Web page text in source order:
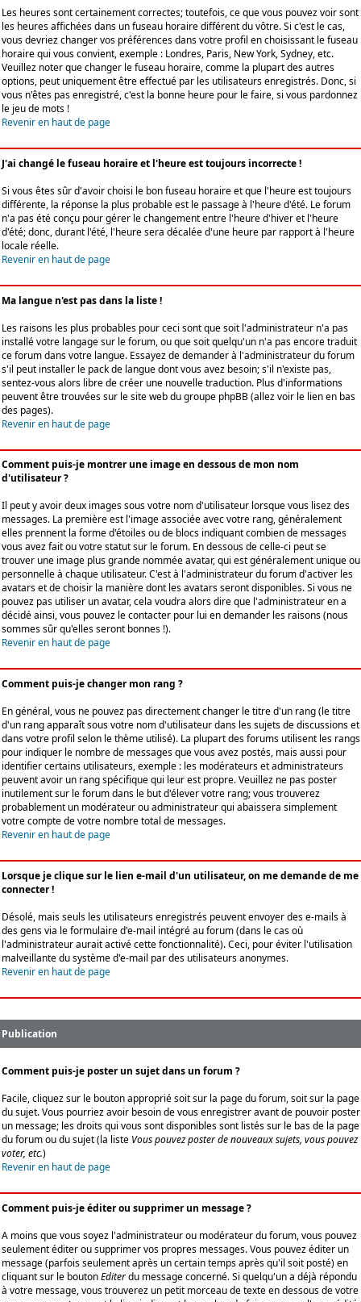
Les heures sont certainement correctes; toutefois, ce que vous pouvez voir sont
les heures affichées dans un fuseau horaire différent du vôtre. Si c'est le cas,
vous devriez changer vos préférences dans votre profil en choisissant le fuseau
horaire qui vous convient, exemple : Londres, Paris, New York, Sydney, etc.
Veuillez noter que changer le fuseau horaire, comme la plupart des autres
options, peut uniquement être effectué par les utilisateurs enregistrés. Donc, si
vous n'êtes pas enregistré, c'est la bonne heure pour le faire, si vous pardonnez
le jeu de mots !
Revenir en haut de page
J'ai changé le fuseau horaire et l'heure est toujours incorrecte !
Si vous êtes sûr d'avoir choisi le bon fuseau horaire et que l'heure est toujours
différente, la réponse la plus probable est le passage à l'heure d'été. Le forum
n'a pas été conçu pour gérer le changement entre l'heure d'hiver et l'heure
d'été; donc, durant l'été, l'heure sera décalée d'une heure par rapport à l'heure
locale réelle.
Revenir en haut de page
Ma langue n'est pas dans la liste !
Les raisons les plus probables pour ceci sont que soit l'administrateur n'a pas
installé votre langage sur le forum, ou que soit quelqu'un n'a pas encore traduit
ce forum dans votre langue. Essayez de demander à l'administrateur du forum
s'il peut installer le pack de langue dont vous avez besoin; s'il n'existe pas,
sentez-vous alors libre de créer une nouvelle traduction. Plus d'informations
peuvent être trouvées sur le site web du groupe phpBB (allez voir le lien en bas
des pages).
Revenir en haut de page
Comment puis-je montrer une image en dessous de mon nom
d'utilisateur ?
Il peut y avoir deux images sous votre nom d'utilisateur lorsque vous lisez des
messages. La première est l'image associée avec votre rang, généralement
elles prennent la forme d'étoiles ou de blocs indiquant combien de messages
vous avez fait ou votre statut sur le forum. En dessous de celle-ci peut se
trouver une image plus grande nommée avatar, qui est généralement unique ou
personnelle à chaque utilisateur. C'est à l'administrateur du forum d'activer les
avatars et de choisir la manière dont les avatars seront disponibles. Si vous ne
pouvez pas utiliser un avatar, cela voudra alors dire que l'administrateur en a
décidé ainsi, vous pouvez le contacter pour lui en demander les raisons (nous
sommes sûr qu'elles seront bonnes !).
Revenir en haut de page
Comment puis-je changer mon rang ?
En général, vous ne pouvez pas directement changer le titre d'un rang (le titre
d'un rang apparaît sous votre nom d'utilisateur dans les sujets de discussions et
dans votre profil selon le thème utilisé). La plupart des forums utilisent les rangs
pour indiquer le nombre de messages que vous avez postés, mais aussi pour
identifier certains utilisateurs, exemple : les modérateurs et administrateurs
peuvent avoir un rang spécifique qui leur est propre. Veuillez ne pas poster
inutilement sur le forum dans le but d'élever votre rang; vous trouverez
probablement un modérateur ou administrateur qui abaissera simplement
votre compte de votre nombre total de messages.
Revenir en haut de page
Lorsque je clique sur le lien e-mail d'un utilisateur, on me demande de me
connecter !
Désolé, mais seuls les utilisateurs enregistrés peuvent envoyer des e-mails à
des gens via le formulaire d'e-mail intégré au forum (dans le cas où
l'administrateur aurait activé cette fonctionnalité). Ceci, pour éviter l'utilisation
malveillante du système d'e-mail par des utilisateurs anonymes.
Revenir en haut de page
Publication
Comment puis-je poster un sujet dans un forum ?
Facile, cliquez sur le bouton approprié soit sur la page du forum, soit sur la page
du sujet. Vous pourriez avoir besoin de vous enregistrer avant de pouvoir poster
un message; les droits qui vous sont disponibles sont listés sur le bas de la page
du forum ou du sujet (la liste Vous pouvez poster de nouveaux sujets, vous pouvez
voter, etc.)
Revenir en haut de page
Comment puis-je éditer ou supprimer un message ?
A moins que vous soyez l'administrateur ou modérateur du forum, vous pouvez
seulement éditer ou supprimer vos propres messages. Vous pouvez éditer un
message (parfois seulement après un certain temps après qu'il soit posté) en
cliquant sur le boutonEditerdu message concerné. Si quelqu'un a déjà répondu
à votre message, vous trouverez un petit morceau de texte en dessous de votre